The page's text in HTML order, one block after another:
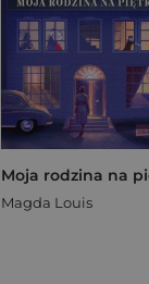
Magda Louis